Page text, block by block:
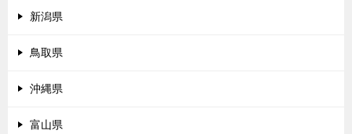
新潟県
鳥取県
沖縄県
富山県